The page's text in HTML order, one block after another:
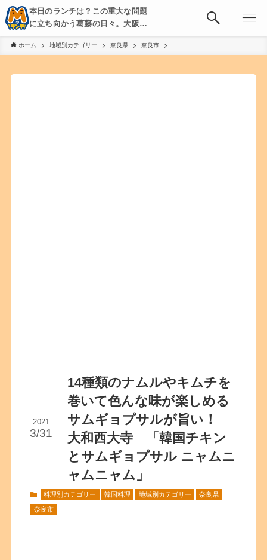
本日のランチは？この重大な問題
に立ち向かう葛藤の日々。大阪・
京都・神戸を中心とした食べ歩
き、飲み歩きを綴る。
ホーム 地域別カテゴリー 奈良県 奈良市
14種類のナムルやキムチを
巻いて色んな味が楽しめる
サムギョプサルが旨い！
大和西大寺 「韓国チキン
とサムギョプサル ニャムニ
ャムニャム」
2021
3/31
料理別カテゴリー 韓国料理 地域別カテゴリー 奈良県
奈良市